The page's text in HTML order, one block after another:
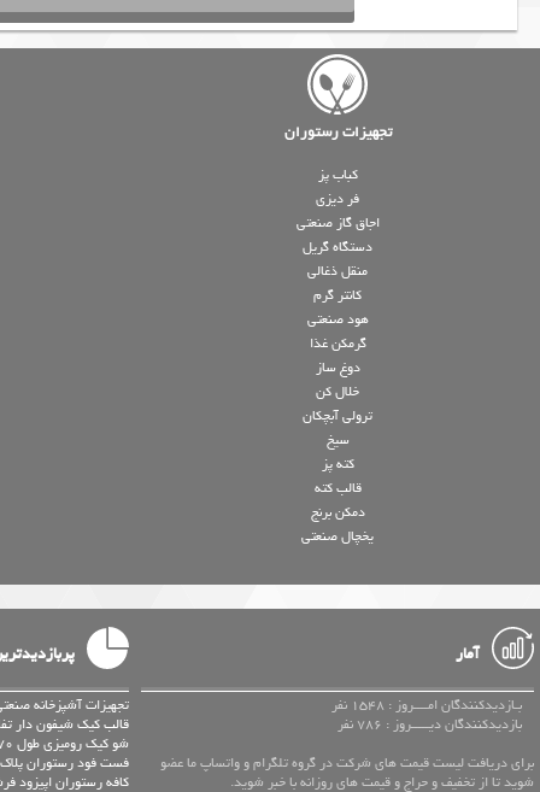
تجهیزات رستوران
کباب پز
فر دیزی
اجاق گاز صنعتی
دستگاه گریل
منقل ذغالی
کانتر گرم
هود صنعتی
گرمکن غذا
دوغ ساز
خلال کن
ترولی آبچکان
سیخ
کته پز
قالب کته
دمکن برنج
یخچال صنعتی
آمار
بـازدیدکنندگان امــــروز : 1548 نفر
بازدیدکنندگان دیـــــروز : 786 نفر
برای دریافت لیست قیمت های شرکت در گروه تلگرام و واتساپ ما عضو
شوید تا از تخفیف و حراج و قیمت های روزانه با خبر شوید.
تجهیزات آشپزخانه
قالب کیک شیفون دار
شو کیک رومیزی طول 70 مارک STAR یخچال کافی شاپ
فست فود رستوران پلاک
کافه رستوران اپیزود